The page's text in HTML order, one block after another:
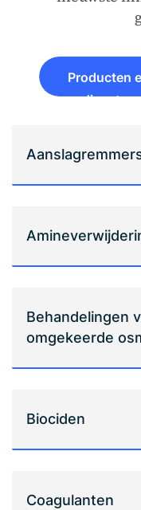
Producten
diensten
Behandelingen
omgekeerde
Biociden
Coagulanten